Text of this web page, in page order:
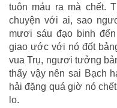
tuôn máu ra mà chết.
chuyện với ai, sao
mươi sáu đạo binh
giao ước với nó đốt
vua Trụ, ngươi tưởng
thấy vậy nên sai Bạch
hải đặng quá giờ nó
lo.